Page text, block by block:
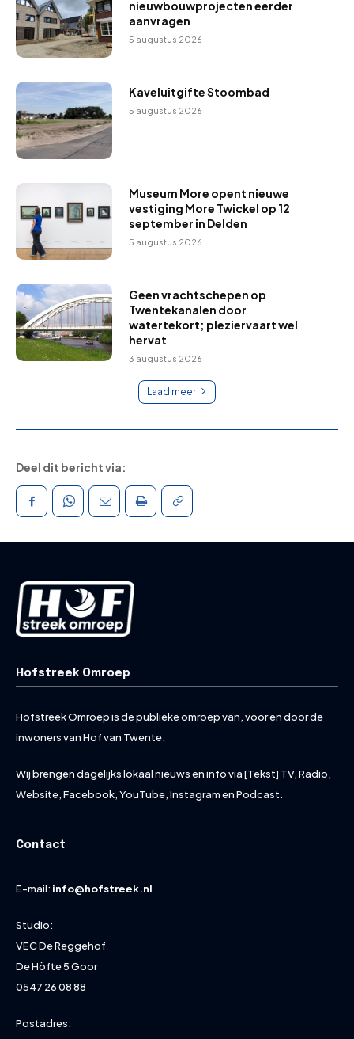
nieuwbouwprojecten eerder
aanvragen
5 augustus 2026
Kaveluitgifte Stoombad
5 augustus 2026
Museum More opent nieuwe
vestiging More Twickel op 12
september in Delden
5 augustus 2026
Geen vrachtschepen op
Twentekanalen door
watertekort; pleziervaart wel
hervat
3 augustus 2026
Laad meer
Deel dit bericht via:
Hofstreek Omroep
Hofstreek Omroep is de publieke omroep van, voor en door de
inwoners van Hof van Twente.
Wij brengen dagelijks lokaal nieuws en info via [Tekst] TV, Radio,
Website, Facebook, YouTube, Instagram en Podcast.
Contact
E-mail: info@hofstreek.nl
Studio:
VEC De Reggehof
De Höfte 5 Goor
0547 26 08 88
Postadres: